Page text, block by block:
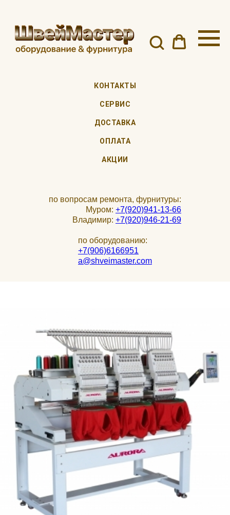
КОНТАКТЫ
СЕРВИС
ДОСТАВКА
ОПЛАТА
АКЦИИ
по вопросам ремонта, фурнитуры:
Муром: +7(920)941-13-66
Владимир: +7(920)946-21-69
по оборудованию:
+7(906)6166951
a@shveimaster.com